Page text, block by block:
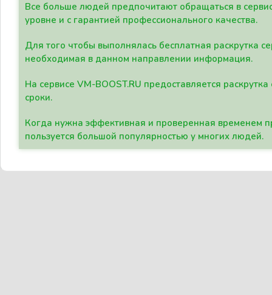
Все больше людей предпочитают обращаться в
уровне и с гарантией профессионального качества.
Для того чтобы выполнялась бесплатная раскрутка
необходимая в данном направлении информация.
На сервисе VM-BOOST.RU предоставляется
сроки.
Когда нужна эффективная и проверенная временем
пользуется большой популярностью у многих людей.